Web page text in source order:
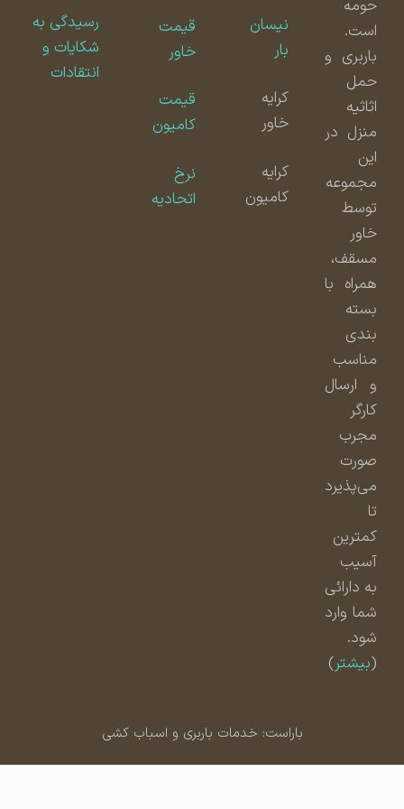
حومه
است.
باربری و
حمل
اثاثیه
منزل در
مجموعه
توسط
مسقف،
همراه با
بسته
بندی
مناسب
و ارسال
مجرب
صورت
می‌پذیرد
کمترین
آسیب
به دارائی
شما وارد
شود.
بیشتر)
نیسان
کامیون
قیمت
قیمت
کامیون
اتحادیه
رسیدگی به
شکایات و
انتقادات
باراست: خدمات باربری و اسباب کشی